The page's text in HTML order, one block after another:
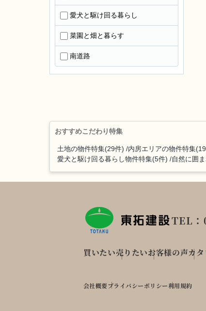
愛犬と駆け回る暮らし
菜園と畑と暮らす
南道路
おすすめこだわり特集
土地の物件特集(29件) 内房エリアの物件特集
愛犬と駆け回る暮らし物件特集(5件)
自然に囲
TEL：
買いたい売りたいお客様の声カ
会社概要プライバシーポリシー利用規約